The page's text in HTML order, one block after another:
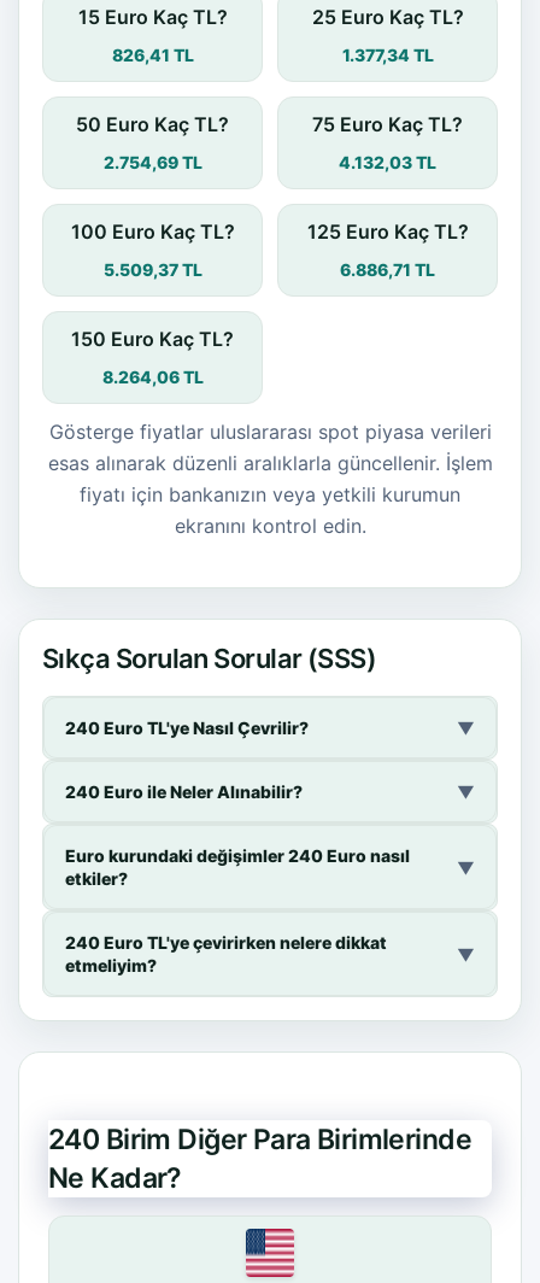
15 Euro Kaç TL?
826,41 TL
25 Euro Kaç TL?
1.377,34 TL
50 Euro Kaç TL?
2.754,69 TL
75 Euro Kaç TL?
4.132,03 TL
100 Euro Kaç TL?
5.509,37 TL
125 Euro Kaç TL?
6.886,71 TL
150 Euro Kaç TL?
8.264,06 TL
Gösterge fiyatlar uluslararası spot piyasa verileri
esas alınarak düzenli aralıklarla güncellenir. İşlem
fiyatı için bankanızın veya yetkili kurumun
ekranını kontrol edin.
Sıkça Sorulan Sorular (SSS)
240 Euro TL'ye Nasıl Çevrilir? ▼
240 Euro ile Neler Alınabilir? ▼
Euro kurundaki değişimler 240 Euro nasıl
etkiler?
▼
240 Euro TL'ye çevirirken nelere dikkat
etmeliyim?
▼
240 Birim Diğer Para Birimlerinde
Ne Kadar?